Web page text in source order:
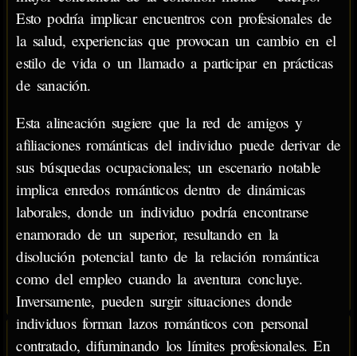
Esto podría implicar encuentros con profesionales de
la salud, experiencias que provocan un cambio en el
estilo de vida o un llamado a participar en prácticas
de sanación.
Esta alineación sugiere que la red de amigos y
afiliaciones románticas del individuo puede derivar de
sus búsquedas ocupacionales; un escenario notable
implica enredos románticos dentro de dinámicas
laborales, donde un individuo podría encontrarse
enamorado de un superior, resultando en la
disolución potencial tanto de la relación romántica
como del empleo cuando la aventura concluye.
Inversamente, pueden surgir situaciones donde
individuos forman lazos románticos con personal
contratado, difuminando los límites profesionales. En